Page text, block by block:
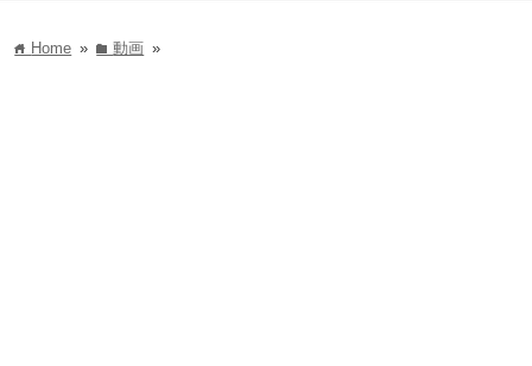
home Home » folder動画 »